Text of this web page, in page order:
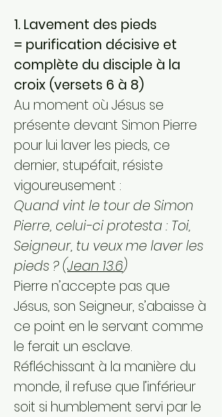
1. Lavement des pieds
= purification décisive et
complète du disciple à la
croix (versets 6 à 8)
Au moment où Jésus se
présente devant Simon Pierre
pour lui laver les pieds, ce
dernier, stupéfait, résiste
vigoureusement :
Quand vint le tour de Simon
Pierre, celui-ci protesta : Toi,
Seigneur, tu veux me laver les
pieds ? (Jean 13.6)
Pierre n’accepte pas que
Jésus, son Seigneur, s’abaisse à
ce point en le servant comme
le ferait un esclave.
Réfléchissant à la manière du
monde, il refuse que l’inférieur
soit si humblement servi par le